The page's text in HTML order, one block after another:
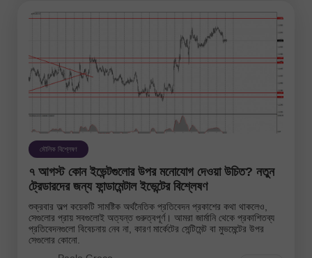
মৌলিক বিশ্লেষণ
৭ আগস্ট কোন ইভেন্টগুলোর উপর মনোযোগ দেওয়া উচিত? নতুন
ট্রেডারদের জন্য ফান্ডামেন্টাল ইভেন্টের বিশ্লেষণ
শুক্রবার অল্প কয়েকটি সামষ্টিক অর্থনৈতিক প্রতিবেদন প্রকাশের কথা থাকলেও,
সেগুলোর প্রায় সবগুলোই অত্যন্ত গুরুত্বপূর্ণ। আমরা জার্মানি থেকে প্রকাশিতব্য
প্রতিবেদনগুলো বিবেচনায় নেব না, কারণ মার্কেটের সেন্টিমেন্ট বা মুভমেন্টের উপর
সেগুলোর কোনো.